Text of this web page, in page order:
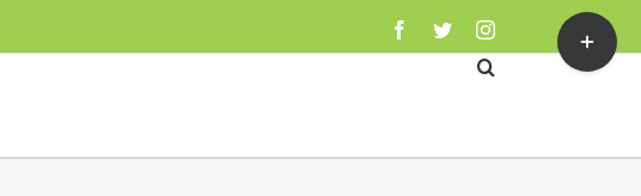
Facebook
TwitterInstagramToggle
Sliding
Bar